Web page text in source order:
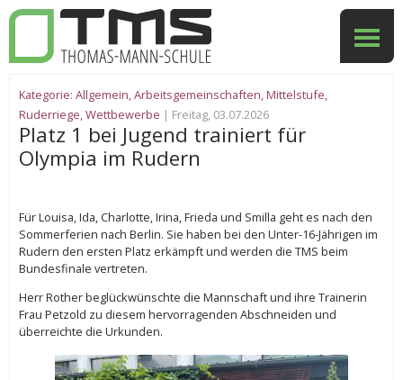
Kategorie: Allgemein,Arbeitsgemeinschaften,Mittelstufe,
Ruderriege,Wettbewerbe | Freitag, 03.07.2026
Platz 1 bei Jugend trainiert für
Olympia im Rudern
Für Louisa, Ida, Charlotte, Irina, Frieda und Smilla geht es nach den
Sommerferien nach Berlin. Sie haben bei den Unter-16-Jährigen im
Rudern den ersten Platz erkämpft und werden die TMS beim
Bundesfinale vertreten.
Herr Rother beglückwünschte die Mannschaft und ihre Trainerin
Frau Petzold zu diesem hervorragenden Abschneiden und
überreichte die Urkunden.